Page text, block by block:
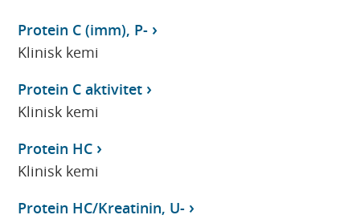
Protein C (imm), P-
Klinisk kemi
Protein C aktivitet
Klinisk kemi
Protein HC
Klinisk kemi
Protein HC/Kreatinin, U-